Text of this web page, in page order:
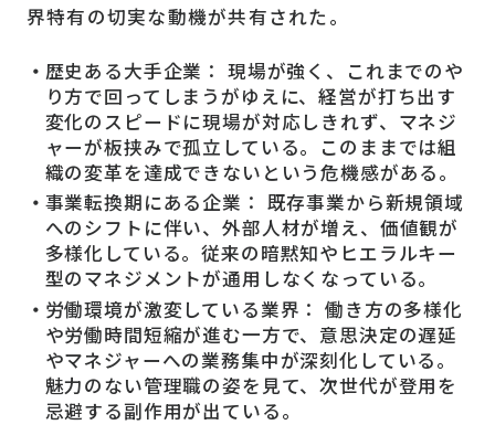
界特有の切実な動機が共有された。
歴史ある大手企業： 現場が強く、これまでのや
り方で回ってしまうがゆえに、経営が打ち出す
変化のスピードに現場が対応しきれず、マネジ
ャーが板挟みで孤立している。このままでは組
織の変革を達成できないという危機感がある。
事業転換期にある企業： 既存事業から新規領域
へのシフトに伴い、外部人材が増え、価値観が
多様化している。従来の暗黙知やヒエラルキー
型のマネジメントが通用しなくなっている。
労働環境が激変している業界： 働き方の多様化
や労働時間短縮が進む一方で、意思決定の遅延
やマネジャーへの業務集中が深刻化している。
魅力のない管理職の姿を見て、次世代が登用を
忌避する副作用が出ている。